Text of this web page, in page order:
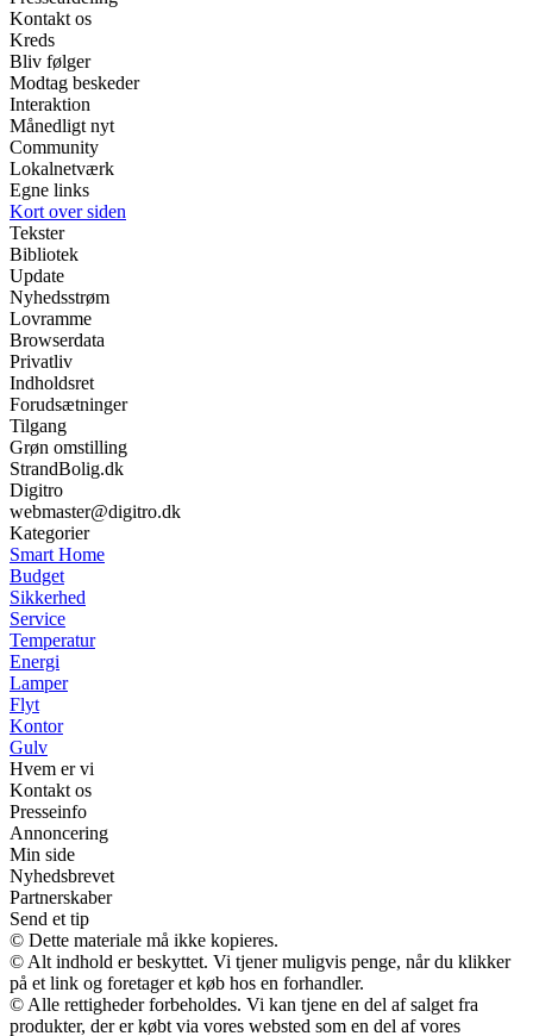
Kontakt os
Kreds
Bliv følger
Modtag beskeder
Interaktion
Månedligt nyt
Community
Lokalnetværk
Egne links
Kort over siden
Tekster
Bibliotek
Update
Nyhedsstrøm
Lovramme
Browserdata
Privatliv
Indholdsret
Forudsætninger
Tilgang
Grøn omstilling
StrandBolig.dk
Digitro
webmaster@digitro.dk
Kategorier
Smart Home
Budget
Sikkerhed
Service
Temperatur
Energi
Lamper
Flyt
Kontor
Gulv
Hvem er vi
Kontakt os
Presseinfo
Annoncering
Min side
Nyhedsbrevet
Partnerskaber
Send et tip
© Dette materiale må ikke kopieres.
© Alt indhold er beskyttet. Vi tjener muligvis penge, når du klikker
på et link og foretager et køb hos en forhandler.
© Alle rettigheder forbeholdes. Vi kan tjene en del af salget fra
produkter, der er købt via vores websted som en del af vores